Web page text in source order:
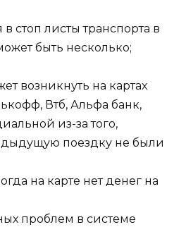
стоп листы транспорта в
быть несколько;
возникнуть на картах
Втб, Альфа банк,
из-за того,
поездку не были
на карте нет денег на
проблем в системе